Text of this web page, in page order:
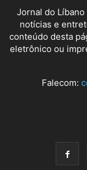
Jornal do
notícias e
conteúdo desta
eletrônico ou
Falecom: